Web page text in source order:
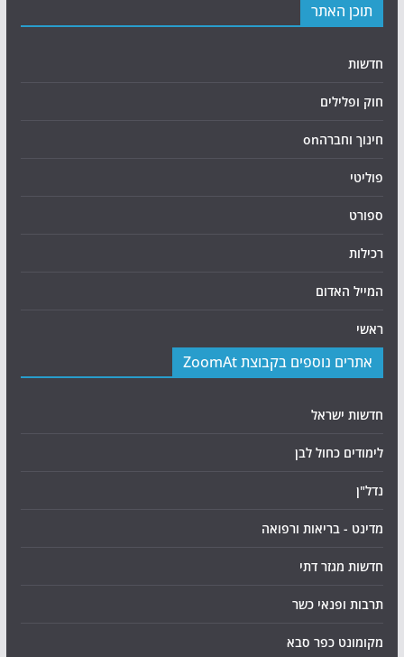
תוכן האתר
חדשות
חוק ופלילים
חינוך וחברהon
פוליטי
ספורט
רכילות
המייל האדום
ראשי
אתרים נוספים בקבוצת ZoomAt
חדשות ישראל
לימודים כחול לבן
נדל"ן
מדינט - בריאות ורפואה
חדשות מגזר דתי
תרבות ופנאי כשר
מקומונט כפר סבא